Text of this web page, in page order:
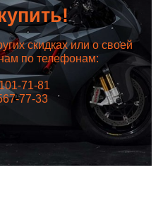
скидках или о своей
по телефонам:
71-81
77-33